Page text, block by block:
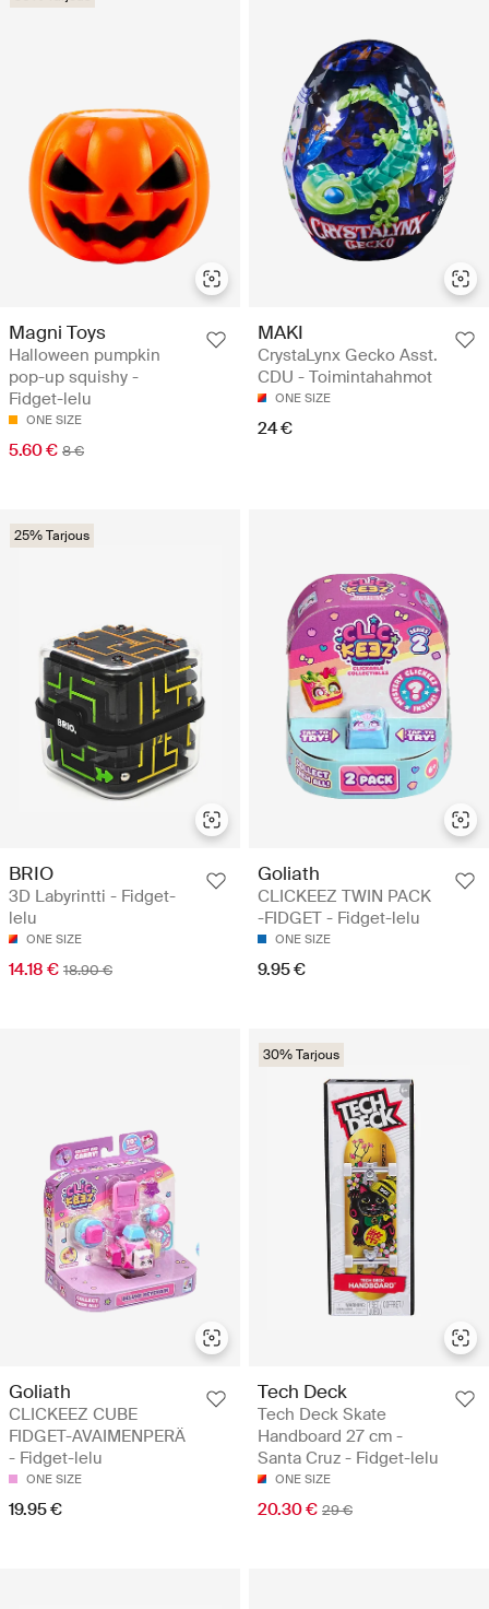
Magni Toys
Halloween pumpkin
pop-up squishy -
Fidget-lelu
ONE SIZE
5.60 € 8 €
MAKI
CrystaLynx Gecko Asst.
CDU - Toimintahahmot
ONE SIZE
24 €
25% Tarjous
BRIO
3D Labyrintti - Fidget-
lelu
ONE SIZE
14.18 € 18.90 €
Goliath
CLICKEEZ TWIN PACK
-FIDGET - Fidget-lelu
ONE SIZE
9.95 €
Goliath
CLICKEEZ CUBE
FIDGET-AVAIMENPERÄ
- Fidget-lelu
ONE SIZE
19.95 €
30% Tarjous
Tech Deck
Tech Deck Skate
Handboard 27 cm -
Santa Cruz - Fidget-lelu
ONE SIZE
20.30 € 29 €